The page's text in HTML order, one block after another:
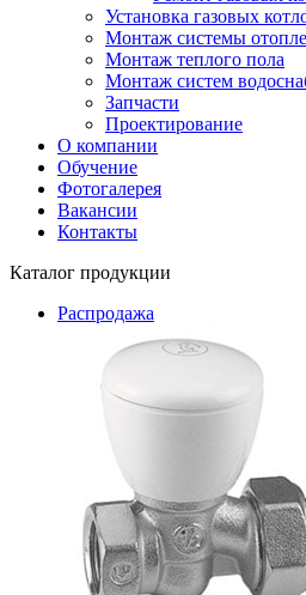
Установка газовых
Монтаж системы
Монтаж теплого пола
Монтаж систем
Запчасти
Проектирование
О компании
Обучение
Фотогалерея
Вакансии
Контакты
Каталог продукции
Распродажа